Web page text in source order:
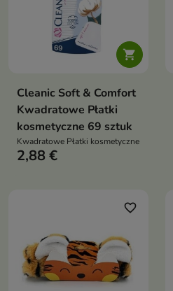

Cleanic Soft & Comfort
Kwadratowe Płatki
kosmetyczne 69 sztuk
Kwadratowe Płatki kosmetyczne
2,88 €
favorite_border